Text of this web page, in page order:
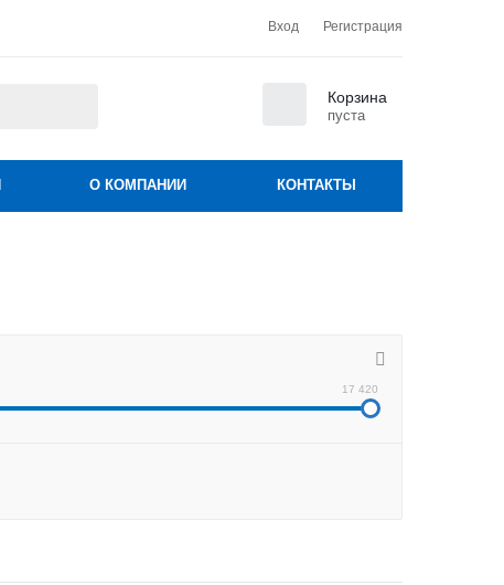
Вход Регистрация
Корзина
пуста
О КОМПАНИИ КОНТАКТЫ
17 420